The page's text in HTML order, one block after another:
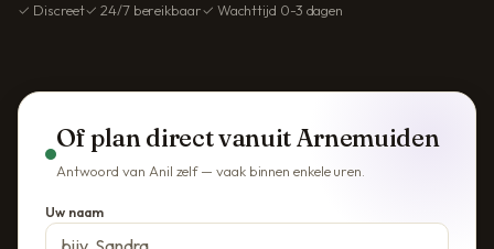
✓ Discreet✓ 24/7 bereikbaar✓ Wachttijd 0-3 dagen
Of plan direct vanuit Arnemuiden
Antwoord van Anil zelf — vaak binnen enkele uren.
Uw naam